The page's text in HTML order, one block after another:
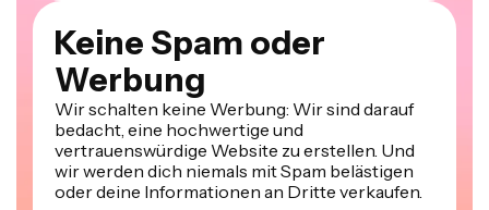
Keine Spam oder
Werbung
Wir schalten keine Werbung: Wir sind darauf
bedacht, eine hochwertige und
vertrauenswürdige Website zu erstellen. Und
wir werden dich niemals mit Spam belästigen
oder deine Informationen an Dritte verkaufen.